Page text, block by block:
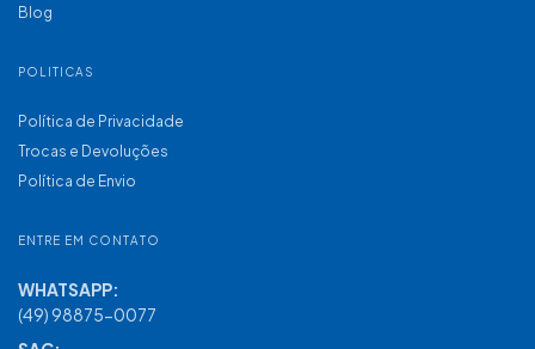
Blog
POLITICAS
Política de Privacidade
Trocas e Devoluções
Política de Envio
ENTRE EM CONTATO